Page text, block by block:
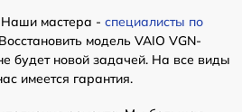
мастера - специалисты по
модель VAIO VGN-
будет новой задачей. На все виды
имеется гарантия.